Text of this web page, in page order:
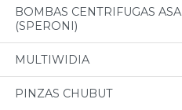
BOMBAS CENTRIFUGAS ASA
(SPERONI)
MULTIWIDIA
PINZAS CHUBUT